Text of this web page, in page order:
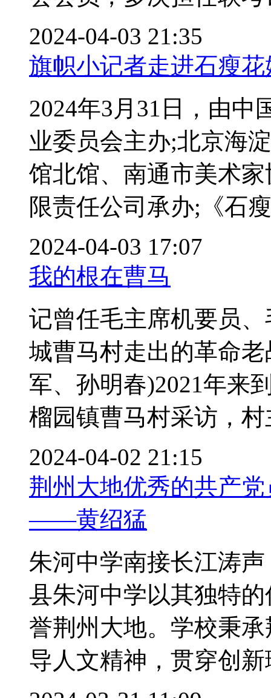
2024-04-03 21:35
旗帜小记者走进石瘦
2024年3月31日，由中
业委员会主办;北京海
馆北馆、南通市美术
限责任公司承办;《石
2024-04-03 17:07
我的根在曹马​
记曾任毛主席机要员
城曹马村走出的革命
军、孙明春)2021年来
榴园镇曹马村采访，村
2024-04-02 21:15
荆州大地优秀的共产
——黄绍猛
朱河中学南接长江涛
县朱河中学以其独特
誉荆州大地。学校秉
导人文精神，贯穿创新